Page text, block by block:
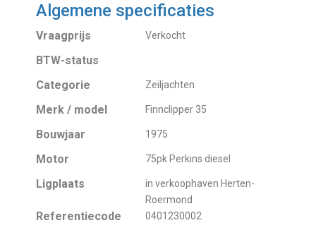
Algemene specificaties
Vraagprijs Verkocht
BTW-status
Categorie
Zeiljachten
Merk / model Finnclipper 35
Bouwjaar 1975
Motor 75pk Perkins diesel
Ligplaats
in verkoophaven Herten-
Roermond
Referentiecode 0401230002